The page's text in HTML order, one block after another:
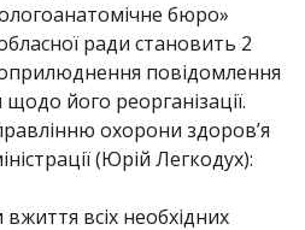
бюро»
ради становить 2
оприлюднення повідомлення
його реорганізації.
охорони здоров’я
(Юрій Легкодух):
всіх необхідних